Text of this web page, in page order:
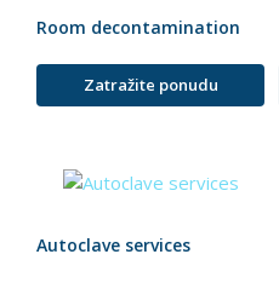
Room decontamination
Zatražite ponudu
Autoclave services